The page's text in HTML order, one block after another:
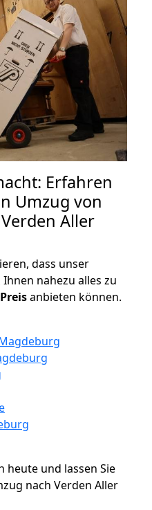
Erfahren
Umzug von
Aller
dass unser
nahezu alles zu
Preisanbieten können.
heute und lassen Sie
nach Verden Aller